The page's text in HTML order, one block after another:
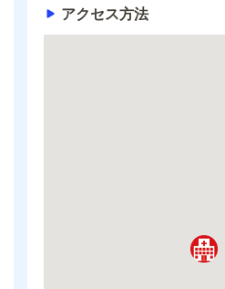
アクセス方法